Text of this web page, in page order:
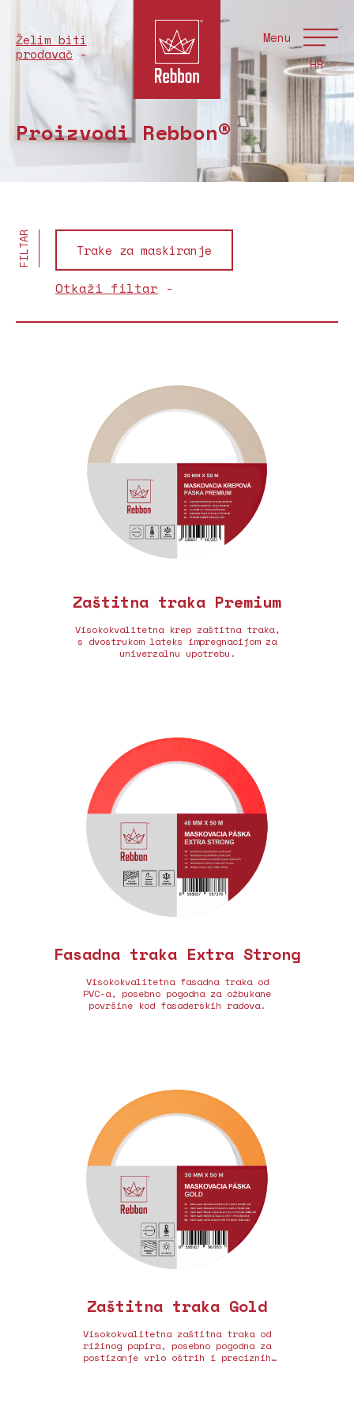
Želim biti
prodavač
Menu
HR
Proizvodi Rebbon®
FILTAR Trake za maskiranje
Otkaži filtar
Zaštitna traka Premium
Visokokvalitetna krep zaštitna traka,
s dvostrukom lateks impregnacijom za
univerzalnu upotrebu.
Fasadna traka Extra Strong
Visokokvalitetna fasadna traka od
PVC-a, posebno pogodna za ožbukane
površine kod fasaderskih radova.
Zaštitna traka Gold
Visokokvalitetna zaštitna traka od
rižinog papira, posebno pogodna za
postizanje vrlo oštrih i preciznih